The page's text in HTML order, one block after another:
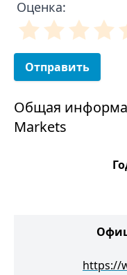
Оценка:
Отправить
Общая
Markets
https://